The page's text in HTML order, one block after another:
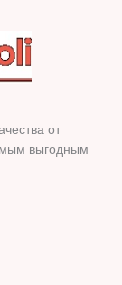
от
выгодным